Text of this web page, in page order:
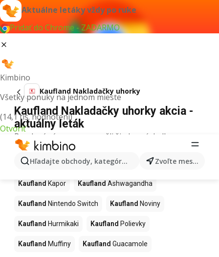
Aktuálne letáky vždy po ruke
Pridať do Chrome - ZADARMO
Kimbino
Všetky ponuky na jednom mieste
(14,1 tis. hodnotení)
Otvoriť
Hľadajte obchody, kategórie, produkty... Zvoľte mesto
Kaufland Nakladačky uhorky
Kaufland Nakladačky uhorky akcia -
aktuálny leták
Pre daný výraz sme nenašli žiadne výsledky.
Ďalšie produkty v obchodoch
Kaufland
Kaufland Kapor Kaufland Ashwagandha
Kaufland Nintendo Switch Kaufland Noviny
Kaufland Hurmikaki Kaufland Polievky
Kaufland Muffiny Kaufland Guacamole